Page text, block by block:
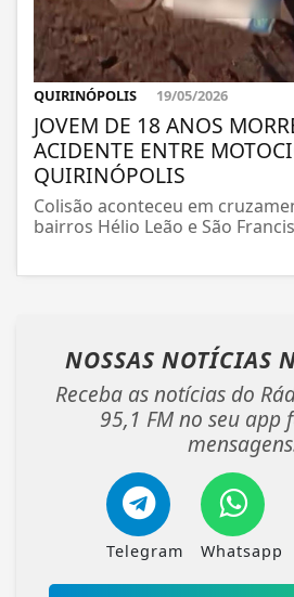
QUIRINÓPOLIS 19/05/2026
JOVEM DE 18 ANOS
ACIDENTE ENTRE
QUIRINÓPOLIS
Colisão aconteceu em
bairros Hélio Leão e São
NOSSAS NOTÍCIAS
Receba as notícias do
95,1 FM no seu app
Telegram Whatsapp